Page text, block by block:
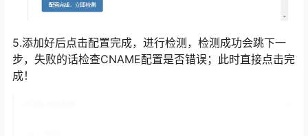
5.添加好后点击配置完成，进行检测，检测成功会跳下一
步，失败的话检查CNAME配置是否错误；此时直接点击完
成！